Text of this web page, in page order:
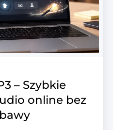
– Szybkie
online bez